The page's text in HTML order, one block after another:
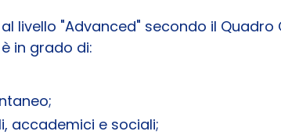
livello "Advanced" secondo il
in grado di:
accademici e sociali;